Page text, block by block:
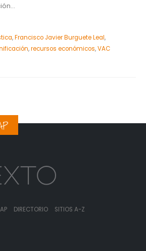
,Francisco Javier Burguete Leal,
,recursos económicos,VAC
DIRECTORIO SITIOS A-Z